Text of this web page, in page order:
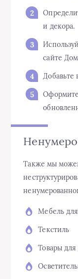
и декора.
сайте
Добавьте
Оформите
Также мы
Мебель
Текстиль
Товары для